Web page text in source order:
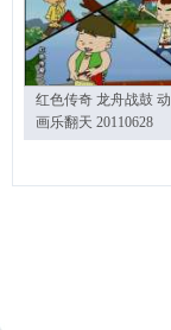
红色传奇 龙舟战鼓 动
画乐翻天 20110628